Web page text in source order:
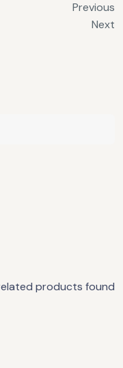
Previous
Next
products found.